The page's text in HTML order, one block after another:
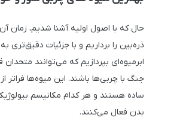
حال که با اصول اولیه آشنا شدیم، زمان
ابرمیوه‌ای بپردازیم که می‌توانند متحدان
جنگ با چربی‌ها باشند. این میوه‌ها فراتر
ساده هستند و هر کدام مکانیسم
بدن فعال می‌کنند.